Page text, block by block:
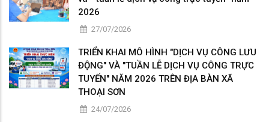
2026
27/07/2026
TRIỂN KHAI MÔ HÌNH "DỊCH VỤ CÔNG LƯU
ĐỘNG" VÀ "TUẦN LỄ DỊCH VỤ CÔNG TRỰC
TUYẾN" NĂM 2026 TRÊN ĐỊA BÀN XÃ
THOẠI SƠN
24/07/2026